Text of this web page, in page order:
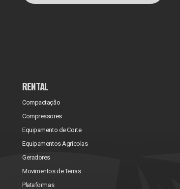
RENTAL
Compactação
Compressores
Equipamento de Corte
Equipamentos Agrícolas
Geradores
Movimentos de Terras
Plataformas